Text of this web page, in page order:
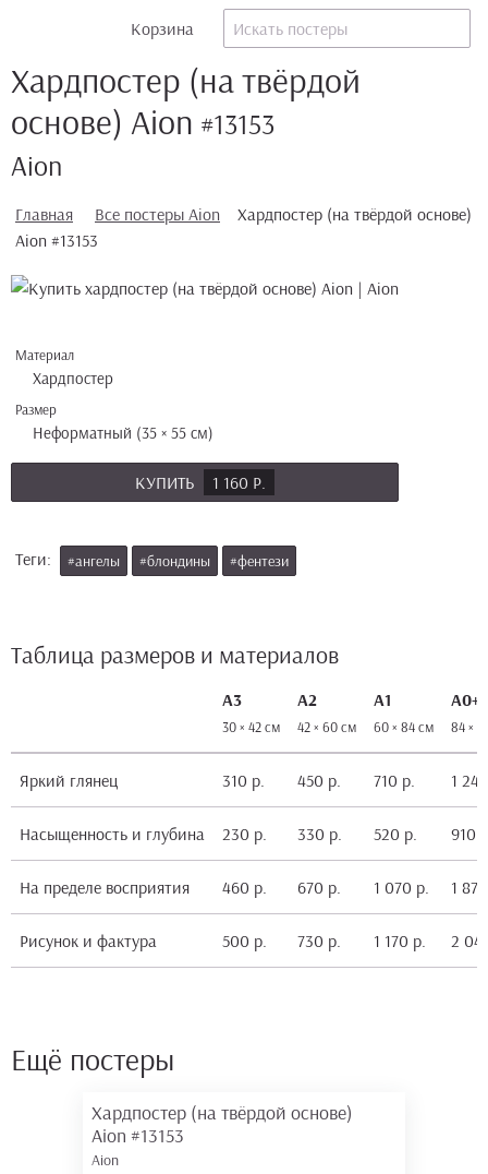
Корзина
Хардпостер (на твёрдой
основе) Aion #13153
Aion
Главная Все постеры Aion
Хардпостер (на твёрдой основе)
Aion #13153
Материал
Хардпостер
Размер
Неформатный (35 × 55 см)
КУПИТЬ 1 160 Р.
Теги: #ангелы #блондины #фентези
Таблица размеров и материалов
А3
30 × 42 см
А2
42 × 60 см
А1
60 × 84 см
А0+
84 ×
Яркий глянец 310 р. 450 р. 710 р. 1
Насыщенность и глубина 230 р. 330 р. 520 р. 910
На пределе восприятия 460 р. 670 р. 1 070 р. 1
Рисунок и фактура 500 р. 730 р. 1 170 р. 2
Ещё постеры
Хардпостер (на твёрдой основе)
Aion #13153
Aion